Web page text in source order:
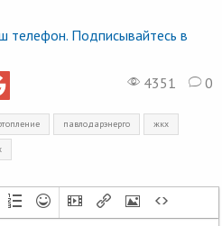
телефон. Подписывайтесь в
4351
0
павлодарэнерго жкх